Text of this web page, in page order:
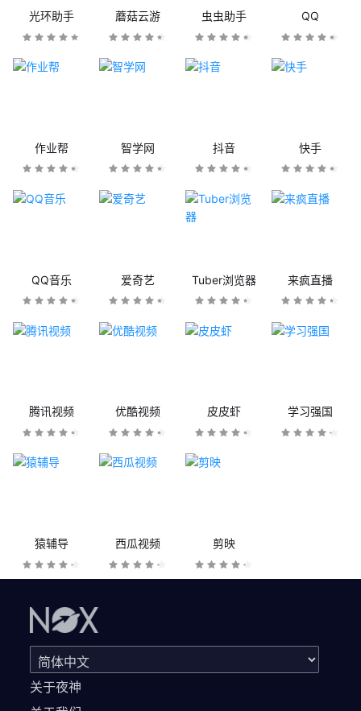
光环助手 蘑菇云游 虫虫助手 QQ
作业帮 智学网 抖音 快手
QQ音乐 爱奇艺 Tuber浏览器 来疯直播
腾讯视频 优酷视频 皮皮虾 学习强国
猿辅导 西瓜视频 剪映
关于夜神